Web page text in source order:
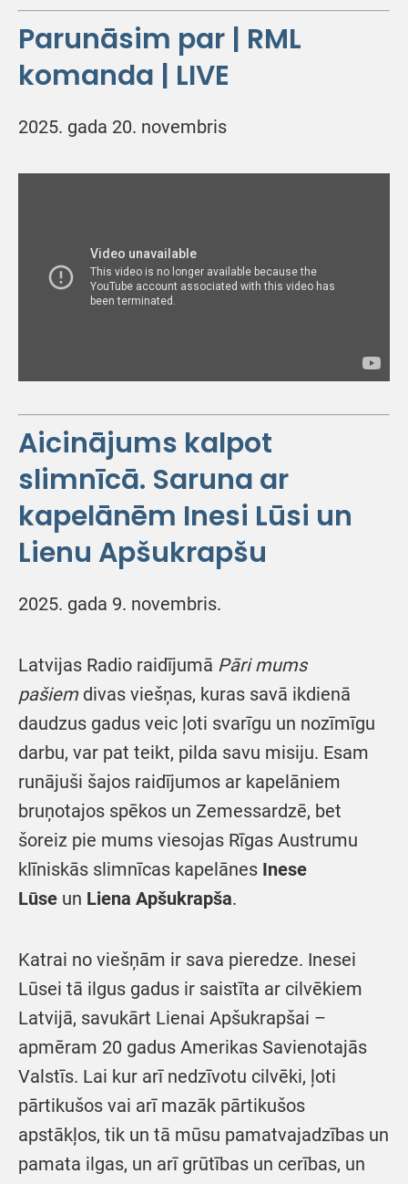
Parunāsim par | RML
komanda | LIVE
2025. gada 20. novembris
Aicinājums kalpot
slimnīcā. Saruna ar
kapelānēm Inesi Lūsi un
Lienu Apšukrapšu
2025. gada 9. novembris.
Latvijas Radio raidījumā Pāri mums
pašiem divas viešņas, kuras savā ikdienā
daudzus gadus veic ļoti svarīgu un nozīmīgu
darbu, var pat teikt, pilda savu misiju. Esam
runājuši šajos raidījumos ar kapelāniem
bruņotajos spēkos un Zemessardzē, bet
šoreiz pie mums viesojas Rīgas Austrumu
klīniskās slimnīcas kapelānes Inese
Lūse un Liena Apšukrapša.
Katrai no viešņām ir sava pieredze. Inesei
Lūsei tā ilgus gadus ir saistīta ar cilvēkiem
Latvijā, savukārt Lienai Apšukrapšai –
apmēram 20 gadus Amerikas Savienotajās
Valstīs. Lai kur arī nedzīvotu cilvēki, ļoti
pārtikušos vai arī mazāk pārtikušos
apstākļos, tik un tā mūsu pamatvajadzības un
pamata ilgas, un arī grūtības un cerības, un